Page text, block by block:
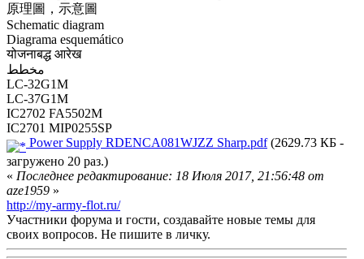
原理圖，示意圖
Schematic diagram
Diagrama esquemático
योजनाबद्ध आरेख
مخطط
LC-32G1M
LC-37G1M
IC2702 FA5502M
IC2701 MIP0255SP
Power Supply RDENCA081WJZZ Sharp.pdf(2629.73 КБ -
загружено 20 раз.)
« Последнее редактирование: 18 Июля 2017, 21:56:48 от
aze1959 »
http://my-army-flot.ru/
Участники форума и гости, создавайте новые темы для
своих вопросов. Не пишите в личку.